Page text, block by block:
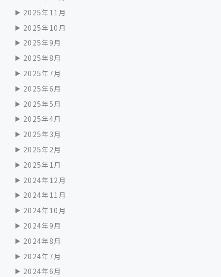
2025年11月
2025年10月
2025年9月
2025年8月
2025年7月
2025年6月
2025年5月
2025年4月
2025年3月
2025年2月
2025年1月
2024年12月
2024年11月
2024年10月
2024年9月
2024年8月
2024年7月
2024年6月